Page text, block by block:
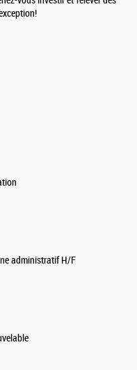
administratif H/F